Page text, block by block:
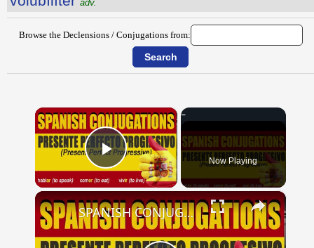
adv.
Browse the Declensions / Conjugations from:
×
Play Video Now Playing
×
SPANISH CONJUGATIONS: Present Perfect Progressive (Presente Perfecto Progresivo)